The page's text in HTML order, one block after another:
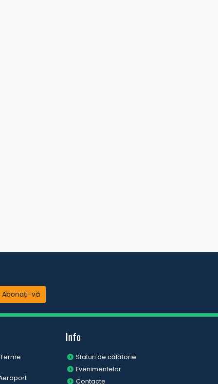
Abonați-vă
Info
Sfaturi de călătorie
Evenimentelor
Contacte